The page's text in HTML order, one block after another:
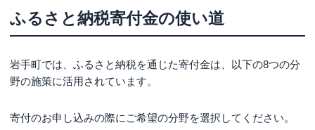
ふるさと納税寄付金の使い道
岩手町では、ふるさと納税を通じた寄付金は、以下の8つの分
野の施策に活用されています。
寄付のお申し込みの際にご希望の分野を選択してください。